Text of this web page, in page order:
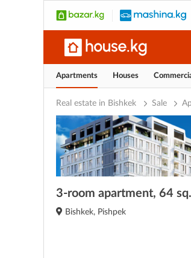
Apartments Houses
Real estate in Bishkek Sale
3-room apartment, 64
Bishkek, Pishpek